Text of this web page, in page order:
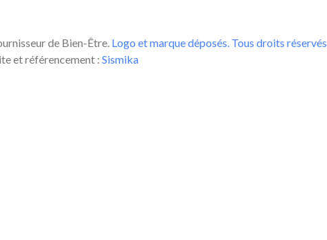
de Bien-Être. Logo et marque déposés. Tous droits réservés
et référencement : Sismika